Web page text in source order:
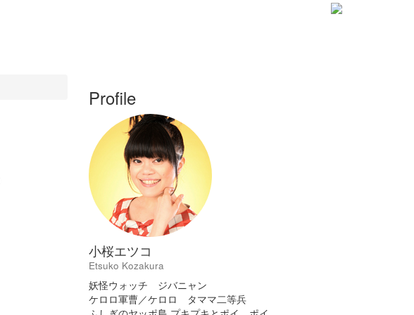
Profile
小桜エツコ
Etsuko Kozakura
妖怪ウォッチ ジバニャン
ケロロ軍曹／ケロロ タママ二等兵